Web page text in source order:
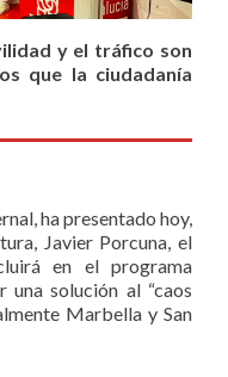
y el tráfico son
que la ciudadanía
ha presentado hoy,
Javier Porcuna, el
en el programa
solución al “caos
Marbella y San